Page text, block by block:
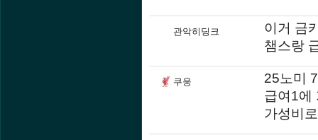
관악히딩크
이거 금
챔스랑
쿠웅
25노미
급여1에
가성비